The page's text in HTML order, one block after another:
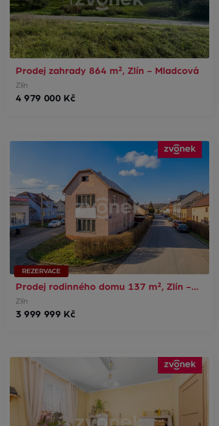
Prodej zahrady 864 m², Zlín - Mladcová
Zlín
4 979 000 Kč
REZERVACE
Prodej rodinného domu 137 m², Zlín -…
Zlín
3 999 999 Kč